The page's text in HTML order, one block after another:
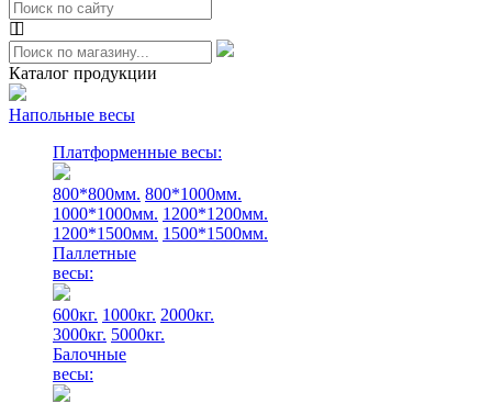
Каталог продукции
Напольные весы
Платформенные весы:
800*800мм. 800*1000мм.
1000*1000мм. 1200*1200мм.
1200*1500мм. 1500*1500мм.
Паллетные
весы:
600кг. 1000кг. 2000кг.
3000кг. 5000кг.
Балочные
весы: